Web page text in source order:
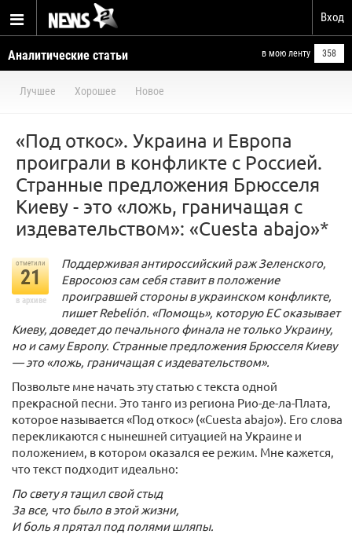
Вход
Аналитические статьи в мою ленту 358
Лучшее Хорошее Новое
«Под откос». Украина и Европа
проиграли в конфликте с Россией.
Странные предложения Брюсселя
Киеву - это «ложь, граничащая с
издевательством»: «Cuesta abajo»*
отметили
21
в архиве
Поддерживая антироссийский раж Зеленского,
Евросоюз сам себя ставит в положение
проигравшей стороны в украинском конфликте,
пишет Rebelión. «Помощь», которую ЕС оказывает
Киеву, доведет до печального финала не только Украину,
но и саму Европу. Странные предложения Брюсселя Киеву
— это «ложь, граничащая с издевательством».
Позвольте мне начать эту статью с текста одной
прекрасной песни. Это танго из региона Рио-де-ла-Плата,
которое называется «Под откос» («Cuesta abajo»). Его слова
перекликаются с нынешней ситуацией на Украине и
положением, в котором оказался ее режим. Мне кажется,
что текст подходит идеально:
По свету я тащил свой стыд
За все, что было в этой жизни,
И боль я прятал под полями шляпы.